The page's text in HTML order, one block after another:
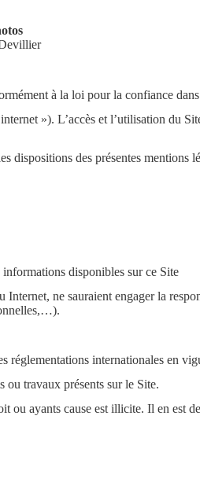
à la loi pour la confiance
»). L’accès et l’utilisation du
dispositions des présentes mentions
disponibles sur ce Site
ne sauraient engager la
réglementations internationales en
ou travaux présents sur le Site.
ou ayants cause est illicite. Il en est